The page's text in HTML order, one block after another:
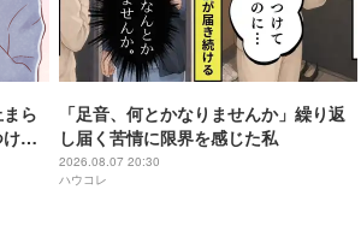
ら
る
「足音、何とかなりませんか」繰り返
し届く苦情に限界を感じた私
2026.08.07 20:30
ハウコレ